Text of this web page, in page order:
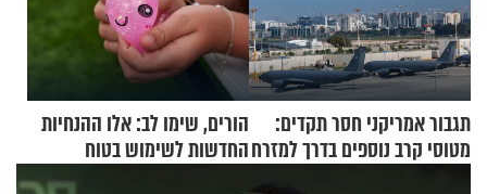
תגבור אמריקני חסר תקדים:
מטוסי קרב נוספים בדרך למזרח
הורים, שימו לב: אלו ההנחיות
החדשות לשימוש בטוח
בסקווישי לאחר מקרי אשפוז